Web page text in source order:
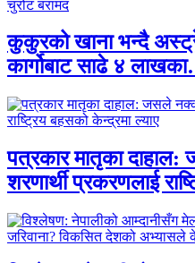
कुकुरको खाना भन्दै
कार्गोबाट साढे ४
पत्रकार मातृका
शरणार्थी प्रकरणलाई